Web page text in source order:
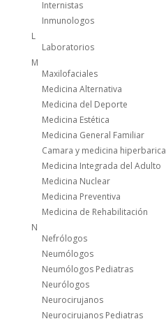
Internistas
Inmunologos
L
Laboratorios
M
Maxilofaciales
Medicina Alternativa
Medicina del Deporte
Medicina Estética
Medicina General Familiar
Camara y medicina hiperbarica
Medicina Integrada del Adulto
Medicina Nuclear
Medicina Preventiva
Medicina de Rehabilitación
N
Nefrólogos
Neumólogos
Neumólogos Pediatras
Neurólogos
Neurocirujanos
Neurocirujanos Pediatras